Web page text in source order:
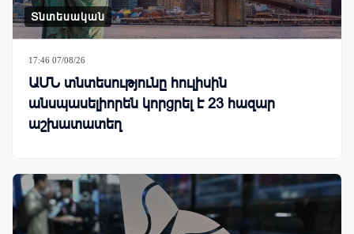
Տնտեսական
17:46 07/08/26
ԱՄՆ տնտեսությունը հուլիսին
անսպասելիորեն կորցրել է 23 հազար
աշխատատեղ